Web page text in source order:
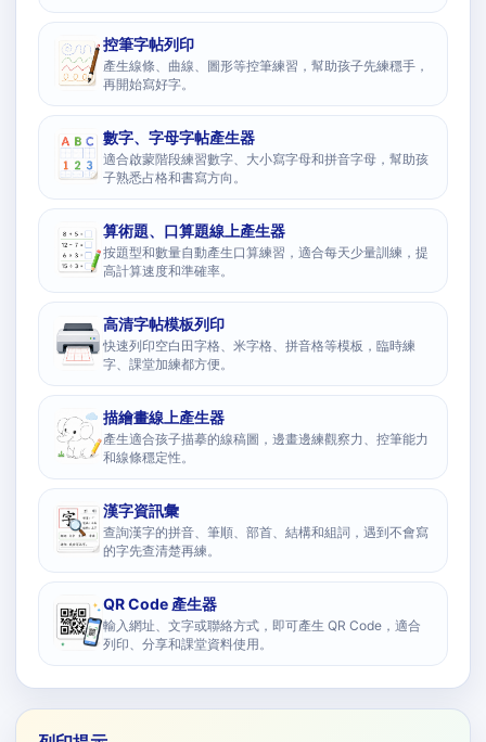
控筆字帖列印
產生線條、曲線、圖形等控筆練習，幫助孩子先練穩手，
再開始寫好字。
數字、字母字帖產生器
適合啟蒙階段練習數字、大小寫字母和拼音字母，幫助孩
子熟悉占格和書寫方向。
算術題、口算題線上產生器
按題型和數量自動產生口算練習，適合每天少量訓練，提
高計算速度和準確率。
高清字帖模板列印
快速列印空白田字格、米字格、拼音格等模板，臨時練
字、課堂加練都方便。
描繪畫線上產生器
產生適合孩子描摹的線稿圖，邊畫邊練觀察力、控筆能力
和線條穩定性。
漢字資訊彙
查詢漢字的拼音、筆順、部首、結構和組詞，遇到不會寫
的字先查清楚再練。
QR Code 產生器
輸入網址、文字或聯絡方式，即可產生 QR Code，適合
列印、分享和課堂資料使用。